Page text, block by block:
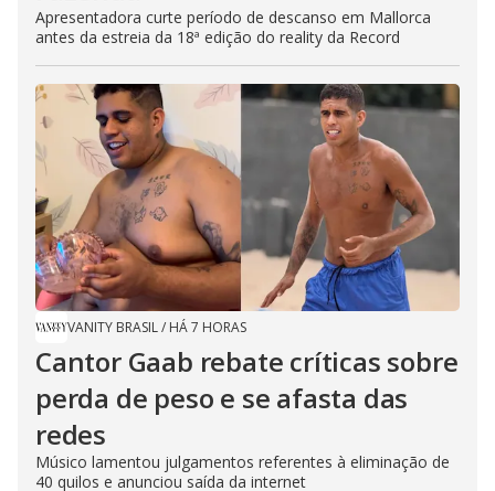
Apresentadora curte período de descanso em Mallorca
antes da estreia da 18ª edição do reality da Record
VANITY BRASIL/ HÁ 7 HORAS
Cantor Gaab rebate críticas sobre
perda de peso e se afasta das
redes
Músico lamentou julgamentos referentes à eliminação de
40 quilos e anunciou saída da internet